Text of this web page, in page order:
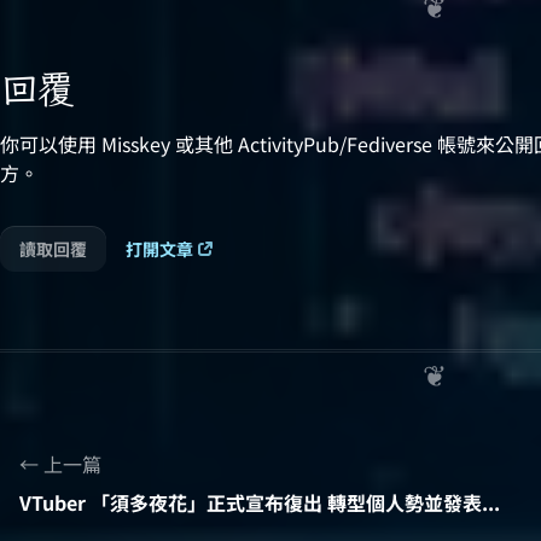
回覆
你可以使用 Misskey 或其他 ActivityPub/Fediverse 帳號來公
方。
讀取回覆 打開文章
上一篇
VTuber 「須多夜花」正式宣布復出 轉型個人勢並發表首支原創曲